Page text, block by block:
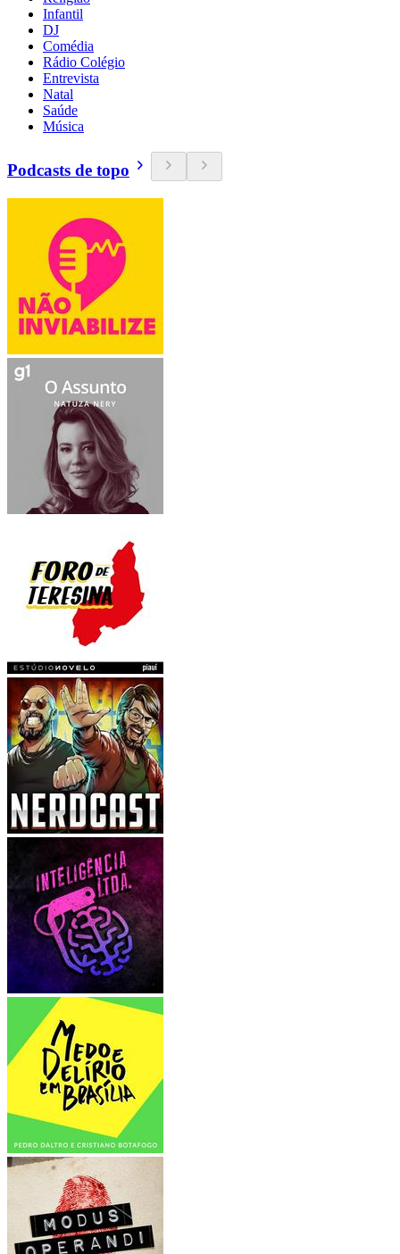
Infantil
DJ
Comédia
Rádio Colégio
Entrevista
Natal
Saúde
Música
Podcasts de topo